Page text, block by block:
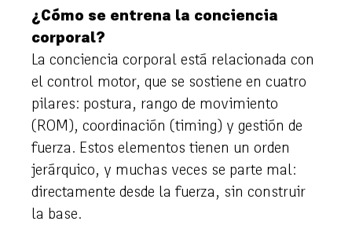
¿Cómo se entrena la conciencia
corporal?
La conciencia corporal está relacionada con
el control motor, que se sostiene en cuatro
pilares: postura, rango de movimiento
(ROM), coordinación (timing) y gestión de
fuerza. Estos elementos tienen un orden
jerárquico, y muchas veces se parte mal:
directamente desde la fuerza, sin construir
la base.